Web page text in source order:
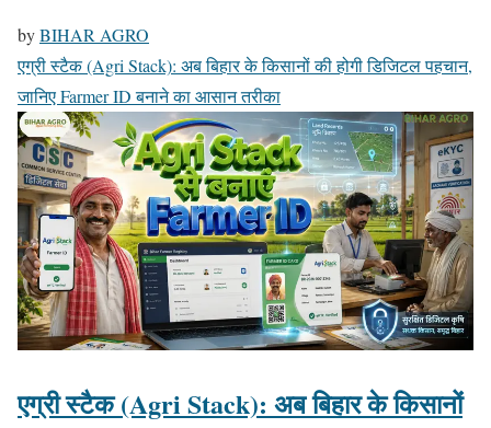
byBIHAR AGRO
एग्री स्टैक (Agri Stack): अब बिहार के किसानों की होगी डिजिटल पहचान,
जानिए Farmer ID बनाने का आसान तरीका
एग्री स्टैक (Agri Stack): अब बिहार के किसानों